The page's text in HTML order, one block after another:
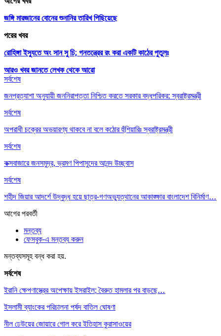
জঙ্গি মারজানের বোনের শুনানির তারিখ পিছিয়েছে
পরের খবর
রোহিঙ্গা ইস্যুতে অং সান সু চি; গনতন্ত্রের রং করা একটি কাঠের পুতুলঃ
আরও খবর জানতে লেখক থেকে আরো
সর্বশেষ
জনপ্রত্যাশা অনুযায়ী জননিরাপত্তা নিশ্চিত করতে সরকার বদ্ধপরিকর: স্বরাষ্ট্রমন্ত্রী
সর্বশেষ
অপরাধী চক্রের অভয়ারণ্য থাকবে না বলে কঠোর হুঁশিয়ারিঃ স্বরাষ্ট্রমন্ত্রী
সর্বশেষ
কক্সবাজারে জনসমুদ্র, ভ্রমণ পিপাসুদের আনন্দ উচ্ছ্বাস
সর্বশেষ
শহীদ জিয়ার আদর্শে উদ্বুদ্ধ হয়ে ছাত্র-গণঅভ্যুত্থানের আকাঙ্ক্ষার বাংলাদেশ বিনির্মাণ…
আগেরপরবর্তী
মন্তব্য
ফেসবুক-এ মন্তব্য করুন
মন্তব্যসমূহ বন্ধ করা হয়.
সর্বশেষ
ইরানি ক্ষেপণাস্ত্রের অপেক্ষায় ইসরাইল; বৈরুত হামলার পর বাড়ছে…
ইসলামী ব্যাংকের পরিচালনা পর্ষদ বাতিল ঘোষণা
নীল ঢেউয়ের জোয়ারে গোল করে ইতিহাস কুরাসাওয়ের